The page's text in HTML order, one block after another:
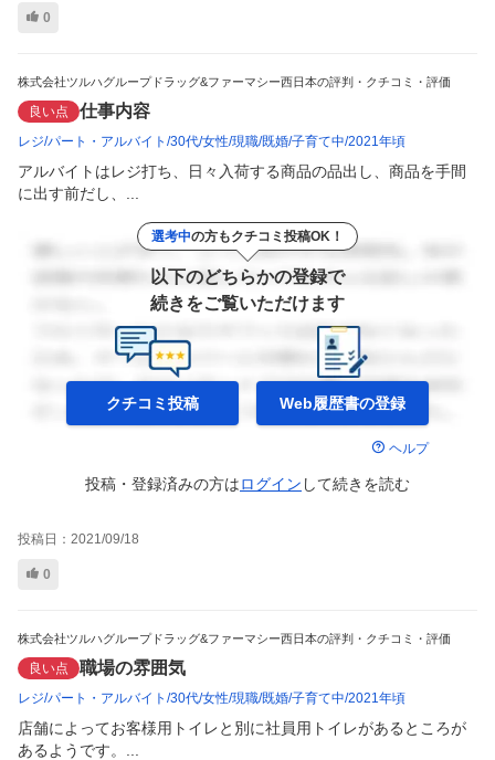
0
株式会社ツルハグループドラッグ&ファーマシー西日本の評判・クチコミ・評価
良い点 仕事内容
レジ パート・アルバイト 30代 女性 現職 既婚 子育て中 2021年頃
アルバイトはレジ打ち、日々入荷する商品の品出し、商品を手間
に出す前だし、...
選考中の方もクチコミ投稿OK！
以下のどちらかの登録で
続きをご覧いただけます
クチコミ投稿 Web履歴書の登録
ヘルプ
投稿・登録済みの方はログイン して続きを読む
投稿日： 2021/09/18
0
株式会社ツルハグループドラッグ&ファーマシー西日本の評判・クチコミ・評価
良い点 職場の雰囲気
レジ パート・アルバイト 30代 女性 現職 既婚 子育て中 2021年頃
店舗によってお客様用トイレと別に社員用トイレがあるところが
あるようです。...